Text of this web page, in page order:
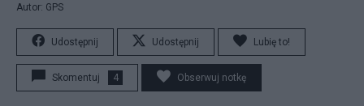
Autor: GPS
Udostępnij Udostępnij Lubię to!
Skomentuj 4 Obserwuj notkę